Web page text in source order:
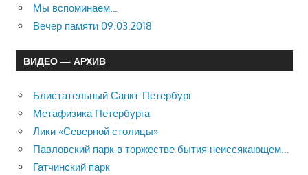
Мы вспоминаем…
Вечер памяти 09.03.2018
ВИДЕО — АРХИВ
Блистательный Санкт-Петербург
Метафизика Петербурга
Лики «Северной столицы»
Павловский парк в торжестве бытия неиссякающем…
Гатчинский парк